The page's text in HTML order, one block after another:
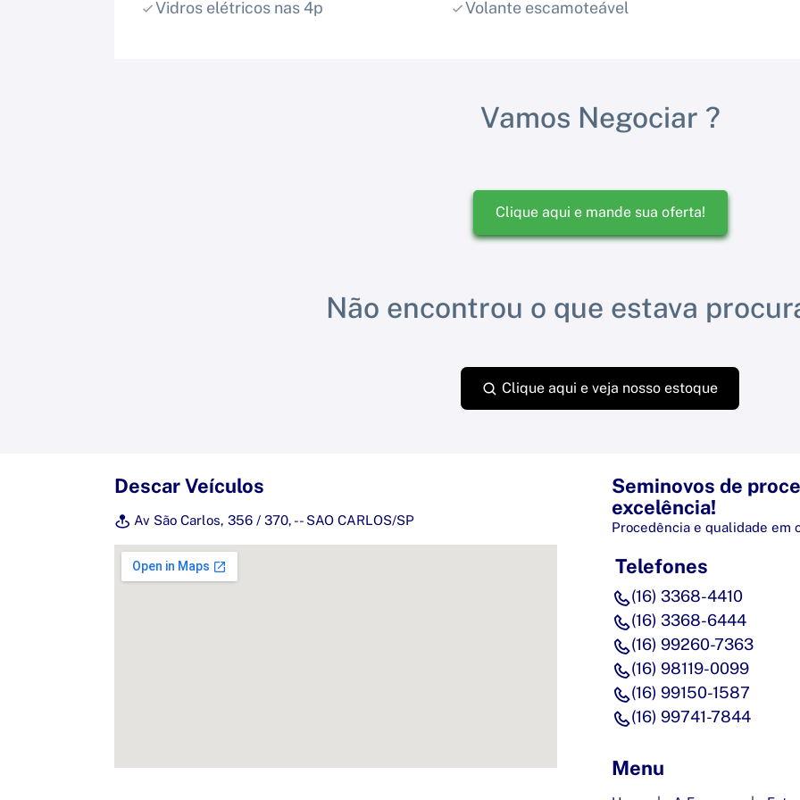
Vidros elétricos nas 4p Volante escamoteável
Vamos Negociar ?
Clique aqui e mande sua oferta!
Não encontrou o que estava
Clique aqui e veja nosso estoque
Descar Veículos
Av São Carlos, 356 / 370, - - SAO CARLOS/SP
Seminovos de
excelência!
Procedência e qualidade em
Telefones
(16) 3368-4410
(16) 3368-6444
(16) 99260-7363
(16) 98119-0099
(16) 99150-1587
(16) 99741-7844
Menu